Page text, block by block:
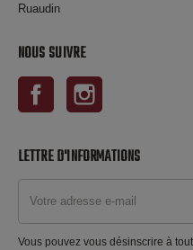
Ruaudin
NOUS SUIVRE
Facebook
LETTRE D'INFORMATIONS
Vous pouvez vous désinscrire à